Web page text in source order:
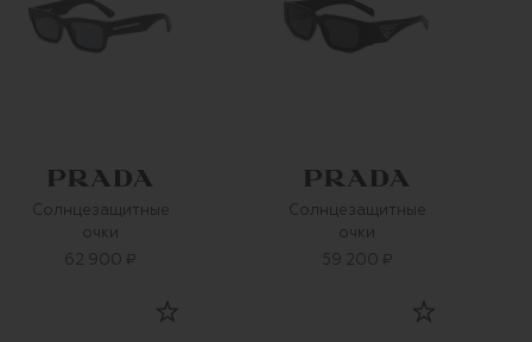
Солнцезащитные
очки
62 900 ₽
Солнцезащитные
очки
59 200 ₽